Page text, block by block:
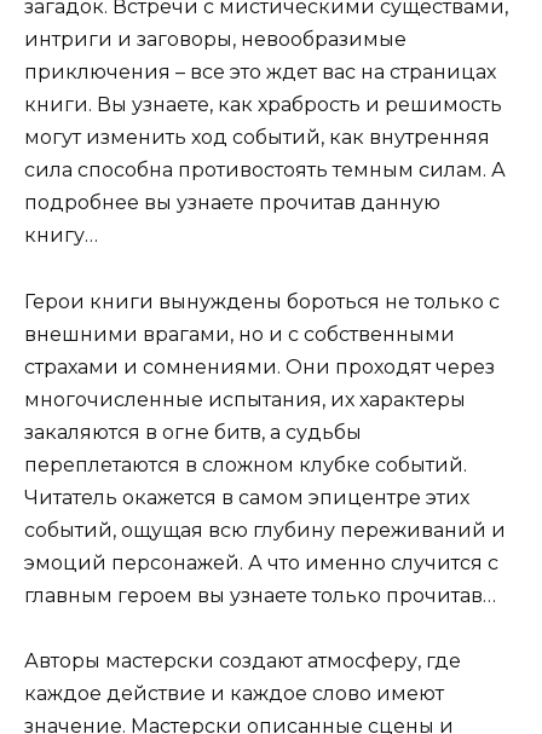
загадок. Встречи с мистическими существами,
интриги и заговоры, невообразимые
приключения – все это ждет вас на страницах
книги. Вы узнаете, как храбрость и решимость
могут изменить ход событий, как внутренняя
сила способна противостоять темным силам. А
подробнее вы узнаете прочитав данную
книгу…
Герои книги вынуждены бороться не только с
внешними врагами, но и с собственными
страхами и сомнениями. Они проходят через
многочисленные испытания, их характеры
закаляются в огне битв, а судьбы
переплетаются в сложном клубке событий.
Читатель окажется в самом эпицентре этих
событий, ощущая всю глубину переживаний и
эмоций персонажей. А что именно случится с
главным героем вы узнаете только прочитав…
Авторы мастерски создают атмосферу, где
каждое действие и каждое слово имеют
значение. Мастерски описанные сцены и